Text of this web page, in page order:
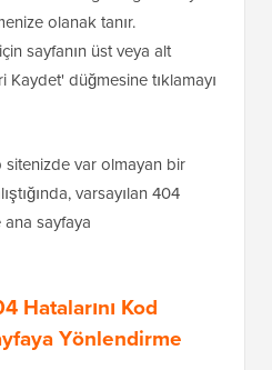
olanak tanır.
sayfanın üst veya alt
Kaydet' düğmesine tıklamayı
sitenizde var olmayan bir
varsayılan 404
ana sayfaya
Hatalarını Kod
Yönlendirme